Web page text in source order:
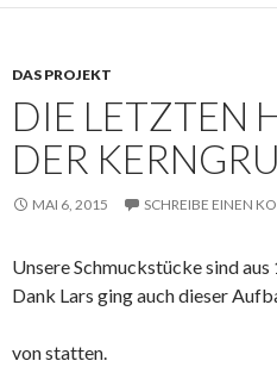
DAS PROJEKT
DIE LETZTEN
DER
MAI 6, 2015 SCHREIBE EINEN
Unsere Schmuckstücke sind
Dank Lars ging auch dieser
von statten.